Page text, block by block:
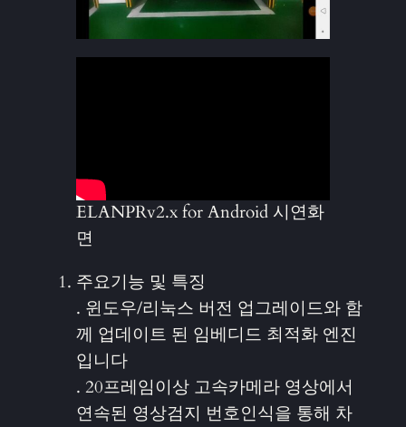
ELANPRv2.x for Android 시연화
면
주요기능 및 특징
. 윈도우/리눅스 버전 업그레이드와 함
께 업데이트 된 임베디드 최적화 엔진
입니다
. 20프레임이상 고속카메라 영상에서
연속된 영상검지 번호인식을 통해 차